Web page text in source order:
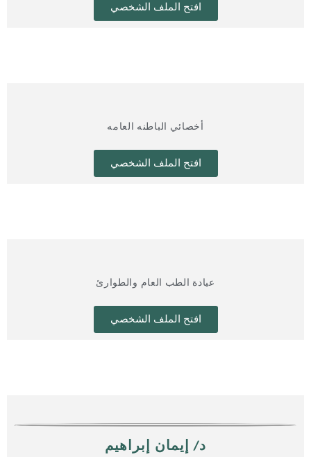
افتح الملف الشخصي
أخصائي الباطنه العامه
افتح الملف الشخصي
عيادة الطب العام والطوارئ
افتح الملف الشخصي
د/ إيمان إبراهيم